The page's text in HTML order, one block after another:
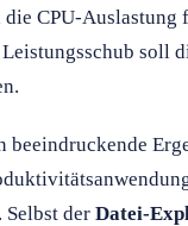
CPU-
soll
Selbst der Datei-